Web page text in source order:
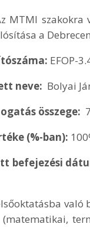
MTMI szakokra
a
EFOP-
neve: Bolyai
összege:
(%-ban):
befejezési
való